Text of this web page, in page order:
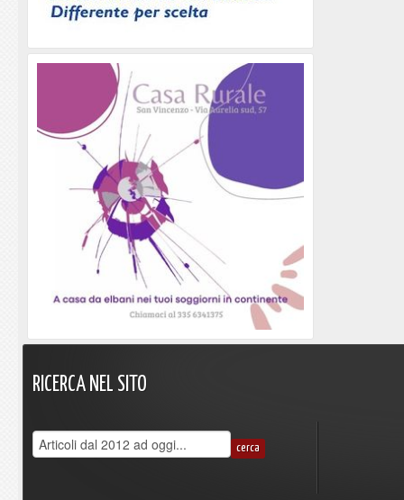
RICERCA NEL SITO